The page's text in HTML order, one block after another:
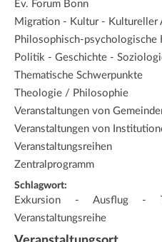
Ev. Forum Bonn
Migration - Kultur - Kultureller
Philosophisch-psychologische
Politik - Geschichte -
Thematische Schwerpunkte
Theologie / Philosophie
Veranstaltungen von
Veranstaltungen von
Veranstaltungsreihen
Zentralprogramm
Schlagwort:
Exkursion - Ausflug -
Veranstaltungsreihe